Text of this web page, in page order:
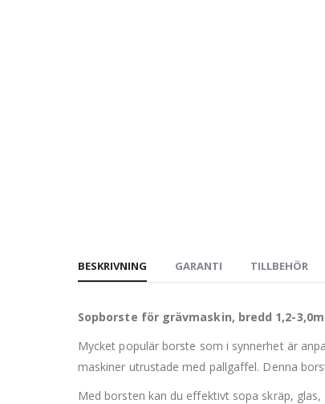
BESKRIVNING GARANTI TILLBEHÖR
Sopborste för grävmaskin, bredd 1,2-3,0m
Mycket populär borste som i synnerhet är
maskiner utrustade med pallgaffel. Denna
Med borsten kan du effektivt sopa skräp,